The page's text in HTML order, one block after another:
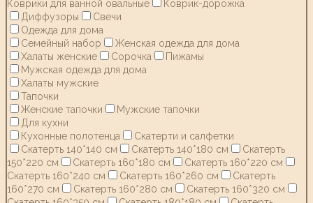
Коврики для ванной овальные
Коврик-дорожка
Диффузоры
Свечи
Одежда для дома
Семейный набор
Женская одежда для дома
Халаты женские
Сорочка
Пижамы
Мужская одежда для дома
Халаты мужские
Тапочки
Женские тапочки
Мужские тапочки
Для кухни
Кухонные полотенца
Скатерти и салфетки
Скатерть 140*140 см
Скатерть 140*180 см
Скатерть
150*220 см
Скатерть 160*180 см
Скатерть 160*220 см
Скатерть 160*240 см
Скатерть 160*260 см
Скатерть
160*270 см
Скатерть 160*280 см
Скатерть 160*320 см